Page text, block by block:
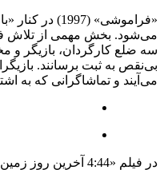
می‌شود. بخش مهمی از تلاش
سه ضلع کارگردان، بازیگر و
بی‌نقص به ثبت برسانند.
می‌آیند و تماشاگرانی که به